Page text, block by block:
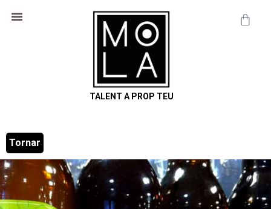
TALENT A PROP TEU
Tornar